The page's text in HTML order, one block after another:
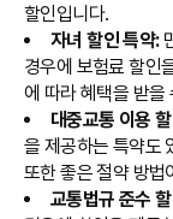
할인입니다.
자녀 할인 특약:
경우에 보험료 할인
에 따라 혜택을 받을
대중교통 이용
을 제공하는 특약도
또한 좋은 절약 방법
교통법규 준수